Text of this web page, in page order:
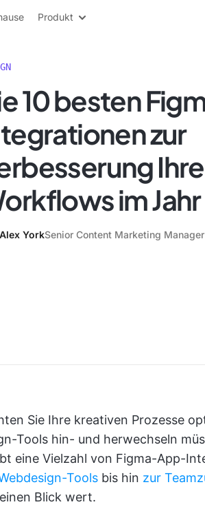
Blog Produkt
10 besten
zur
im
Alex YorkSenior Content Marketing Manager
Sie Ihre kreativen Prozesse
Tools hin- und herwechseln
eine Vielzahl von Figma-App-
Tools bis hin zur
Blick wert.